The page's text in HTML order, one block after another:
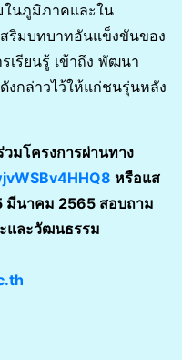
ในภูมิภาคและใน
สริมบทบาทอันแข็งขันของ
เรียนรู้ เข้าถึง พัฒนา
งกล่าวไว้ให้แก่ชนรุ่นหลัง
วมโครงการผ่านทาง
หรือแส
มีนาคม 2565 สอบถาม
และวัฒนธรรม